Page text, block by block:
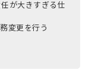
が大きすぎる仕
変更を行う